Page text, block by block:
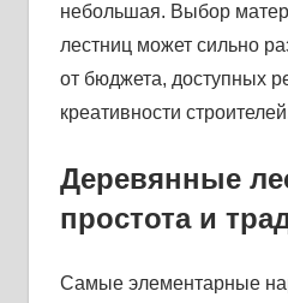
небольшая. Выбор
лестниц может сильно
от бюджета, доступных
креативности
Деревянные
простота и
Самые элементарные